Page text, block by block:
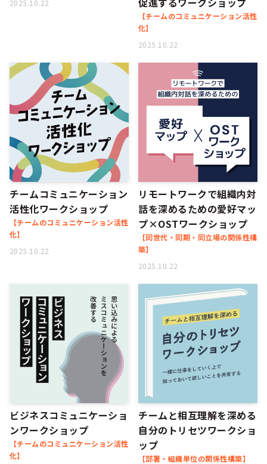
2025.10.22
【チームのコミュニケーション活性
化】
2025.10.22
チームコミュニケーション
活性化ワークショップ
【チームのコミュニケーション活性
化】
2025.10.22
リモートワークで組織内対
話を深めるための愛好マッ
プ×OSTワークショップ
【同世代・同期・同立場の関係性構
築】
2025.10.22
ビジネスコミュニケーショ
ンワークショップ
【チームのコミュニケーション活性
化】
チームと相互理解を深める
自分のトリセツワークショ
ップ
【部署・組織単位の関係性構築】